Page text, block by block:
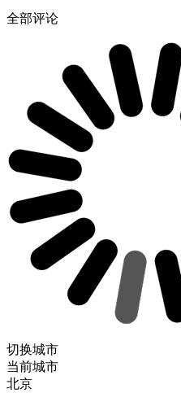
全部评论
切换城市
当前城市
北京